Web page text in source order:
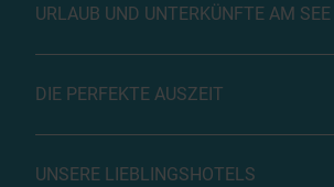
URLAUB UND UNTERKÜNFTE AM SEE
DIE PERFEKTE AUSZEIT
UNSERE LIEBLINGSHOTELS